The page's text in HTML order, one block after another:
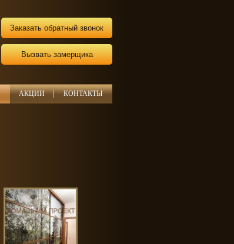
Заказать обратный звонок
Вызвать замерщика
АКЦИИ КОНТАКТЫ